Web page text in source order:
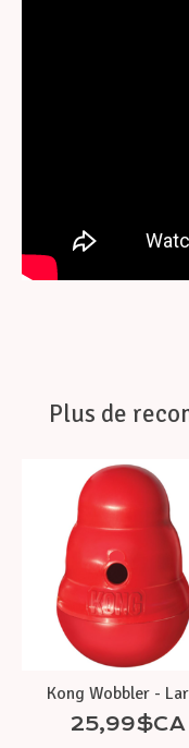
Plus de
Articles du
Kong Wobbler -
25,99$CA